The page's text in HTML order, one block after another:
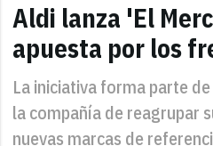
Aldi lanza 'El
apuesta por los
La iniciativa forma parte
la compañía de reagrupar
nuevas marcas de